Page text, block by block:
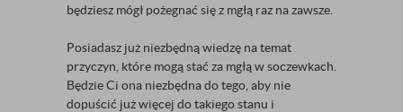
będziesz mógł pożegnać się z mgłą raz na zawsze.
Posiadasz już niezbędną wiedzę na temat
przyczyn, które mogą stać za mgłą w soczewkach.
Będzie Ci ona niezbędna do tego, aby nie
dopuścić już więcej do takiego stanu i